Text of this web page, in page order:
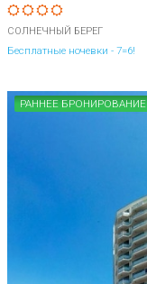
СОЛНЕЧНЫЙ БЕРЕГ
Бесплатные ночевки - 7=6!
РАННЕЕ БРОНИРОВАНИЕ